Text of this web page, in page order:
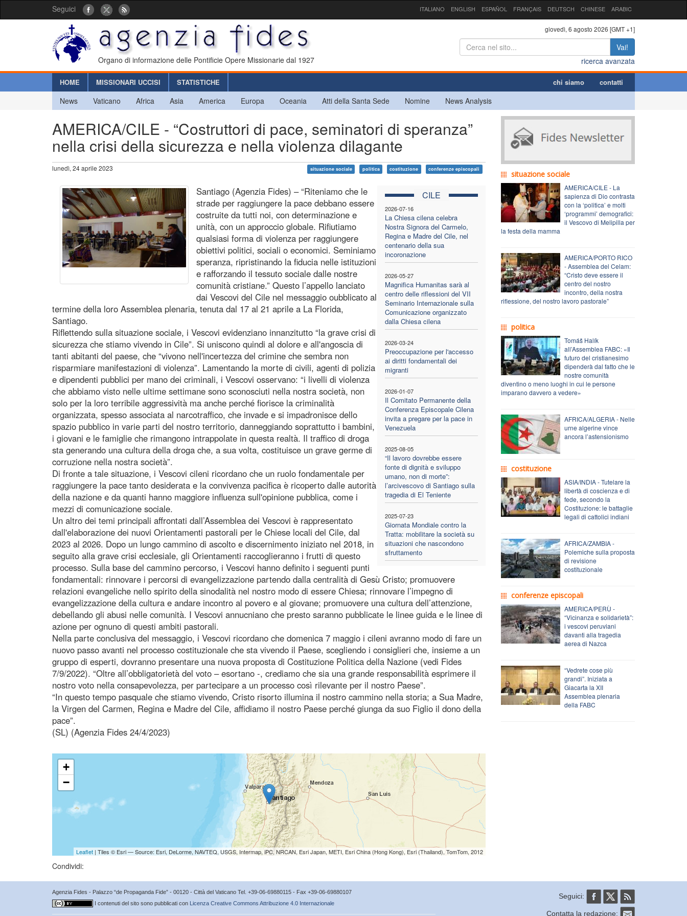
Seguici ITALIANO ENGLISH ESPAÑOL FRANÇAIS DEUTSCH CHINESE ARABIC
Organo di informazione delle Pontificie Opere Missionarie dal 1927
giovedì, 6 agosto 2026 [GMT +1]
Vai!
ricerca avanzata
HOME MISSIONARI UCCISI STATISTICHE chi siamo contatti
News Vaticano Africa Asia America Europa Oceania Atti della Santa Sede Nomine News Analysis
AMERICA/CILE - “Costruttori di pace, seminatori di speranza”
nella crisi della sicurezza e nella violenza dilagante
lunedì, 24 aprile 2023 situazione sociale politica costituzione conferenze episcopali
CILE
2026-07-16
La Chiesa cilena celebra
Nostra Signora del Carmelo,
Regina e Madre del Cile, nel
centenario della sua
incoronazione
2026-05-27
Magnifica Humanitas sarà al
centro delle riflessioni del VII
Seminario Internazionale sulla
Comunicazione organizzato
dalla Chiesa cilena
2026-03-24
Preoccupazione per l'accesso
ai diritti fondamentali dei
migranti
2026-01-07
Il Comitato Permanente della
Conferenza Episcopale Cilena
invita a pregare per la pace in
Venezuela
2025-08-05
“Il lavoro dovrebbe essere
fonte di dignità e sviluppo
umano, non di morte”:
l’arcivescovo di Santiago sulla
tragedia di El Teniente
2025-07-23
Giornata Mondiale contro la
Tratta: mobilitare la società su
situazioni che nascondono
sfruttamento
Santiago (Agenzia Fides) – “Riteniamo che le
strade per raggiungere la pace debbano essere
costruite da tutti noi, con determinazione e
unità, con un approccio globale. Rifiutiamo
qualsiasi forma di violenza per raggiungere
obiettivi politici, sociali o economici. Seminiamo
speranza, ripristinando la fiducia nelle istituzioni
e rafforzando il tessuto sociale dalle nostre
comunità cristiane.” Questo l’appello lanciato
dai Vescovi del Cile nel messaggio oubblicato al
termine della loro Assemblea plenaria, tenuta dal 17 al 21 aprile a La Florida,
Santiago.
Riflettendo sulla situazione sociale, i Vescovi evidenziano innanzitutto “la grave crisi di
sicurezza che stiamo vivendo in Cile”. Si uniscono quindi al dolore e all'angoscia di
tanti abitanti del paese, che “vivono nell'incertezza del crimine che sembra non
risparmiare manifestazioni di violenza”. Lamentando la morte di civili, agenti di polizia
e dipendenti pubblici per mano dei criminali, i Vescovi osservano: “i livelli di violenza
che abbiamo visto nelle ultime settimane sono sconosciuti nella nostra società, non
solo per la loro terribile aggressività ma anche perché fiorisce la criminalità
organizzata, spesso associata al narcotraffico, che invade e si impadronisce dello
spazio pubblico in varie parti del nostro territorio, danneggiando soprattutto i bambini,
i giovani e le famiglie che rimangono intrappolate in questa realtà. Il traffico di droga
sta generando una cultura della droga che, a sua volta, costituisce un grave germe di
corruzione nella nostra società”.
Di fronte a tale situazione, i Vescovi cileni ricordano che un ruolo fondamentale per
raggiungere la pace tanto desiderata e la convivenza pacifica è ricoperto dalle autorità
della nazione e da quanti hanno maggiore influenza sull'opinione pubblica, come i
mezzi di comunicazione sociale.
Un altro dei temi principali affrontati dall’Assemblea dei Vescovi è rappresentato
dall'elaborazione dei nuovi Orientamenti pastorali per le Chiese locali del Cile, dal
2023 al 2026. Dopo un lungo cammino di ascolto e discernimento iniziato nel 2018, in
seguito alla grave crisi ecclesiale, gli Orientamenti raccoglieranno i frutti di questo
processo. Sulla base del cammino percorso, i Vescovi hanno definito i seguenti punti
fondamentali: rinnovare i percorsi di evangelizzazione partendo dalla centralità di Gesù Cristo; promuovere
relazioni evangeliche nello spirito della sinodalità nel nostro modo di essere Chiesa; rinnovare l’impegno di
evangelizzazione della cultura e andare incontro al povero e al giovane; promuovere una cultura dell’attenzione,
debellando gli abusi nelle comunità. I Vescovi annucniano che presto saranno pubblicate le linee guida e le linee di
azione per ognuno di questi ambiti pastorali.
Nella parte conclusiva del messaggio, i Vescovi ricordano che domenica 7 maggio i cileni avranno modo di fare un
nuovo passo avanti nel processo costituzionale che sta vivendo il Paese, scegliendo i consiglieri che, insieme a un
gruppo di esperti, dovranno presentare una nuova proposta di Costituzione Politica della Nazione (vedi Fides
7/9/2022). “Oltre all’obbligatorietà del voto – esortano -, crediamo che sia una grande responsabilità esprimere il
nostro voto nella consapevolezza, per partecipare a un processo così rilevante per il nostro Paese”.
“In questo tempo pasquale che stiamo vivendo, Cristo risorto illumina il nostro cammino nella storia; a Sua Madre,
la Virgen del Carmen, Regina e Madre del Cile, affidiamo il nostro Paese perché giunga da suo Figlio il dono della
pace”.
(SL) (Agenzia Fides 24/4/2023)
+
−
Leaflet| Tiles © Esri — Source: Esri, DeLorme, NAVTEQ, USGS, Intermap, iPC, NRCAN, Esri Japan, METI, Esri China (Hong Kong), Esri (Thailand), TomTom, 2012
Condividi:
situazione sociale
AMERICA/CILE - La
sapienza di Dio contrasta
con la ‘politica’ e molti
‘programmi’ demografici:
il Vescovo di Melipilla per
la festa della mamma
AMERICA/PORTO RICO
- Assemblea del Celam:
“Cristo deve essere il
centro del nostro
incontro, della nostra
riflessione, del nostro lavoro pastorale”
politica
Tomáš Halík
all’Assemblea FABC: «Il
futuro del cristianesimo
dipenderà dal fatto che le
nostre comunità
diventino o meno luoghi in cui le persone
imparano davvero a vedere»
AFRICA/ALGERIA - Nelle
urne algerine vince
ancora l’astensionismo
costituzione
ASIA/INDIA - Tutelare la
libertà di coscienza e di
fede, secondo la
Costituzione: le battaglie
legali di cattolici indiani
AFRICA/ZAMBIA -
Polemiche sulla proposta
di revisione
costituzionale
conferenze episcopali
AMERICA/PERÙ -
“Vicinanza e solidarietà”:
i vescovi peruviani
davanti alla tragedia
aerea di Nazca
“Vedrete cose più
grandi”. Iniziata a
Giacarta la XII
Assemblea plenaria
della FABC
Agenzia Fides - Palazzo “de Propaganda Fide” - 00120 - Città del Vaticano Tel. +39-06-69880115 - Fax +39-06-69880107
I contenuti del sito sono pubblicati con Licenza Creative Commons Attribuzione 4.0 Internazionale
Seguici:
Contatta la redazione: